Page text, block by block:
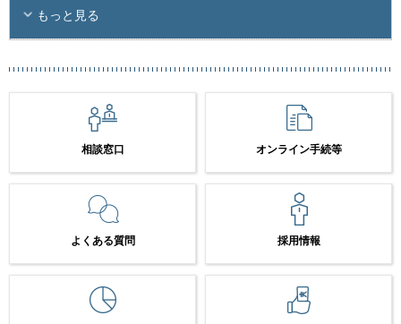
もっと見る
相談窓口 オンライン手続等
よくある質問 採用情報